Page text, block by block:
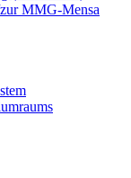
MMG-Mensa